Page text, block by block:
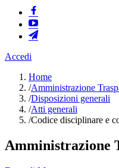
Accedi
Home
/Amministrazione
/Disposizioni generali
/Atti generali
/Codice disciplinare e
Amministrazione